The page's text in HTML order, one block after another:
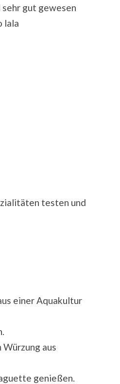
gut gewesen
lala
testen und
einer Aquakultur
aus
genießen.